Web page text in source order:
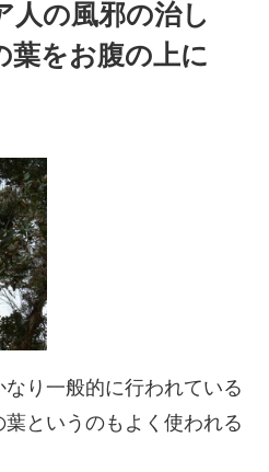
人の風邪の治し
葉をお腹の上に
り一般的に行われている
というのもよく使われる